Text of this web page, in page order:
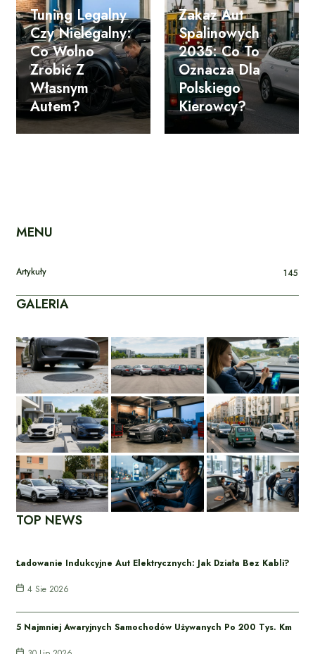
Tuning Legalny
Czy Nielegalny:
Co Wolno
Zrobić Z
Własnym
Autem?
Zakaz Aut
Spalinowych
2035: Co To
Oznacza Dla
Polskiego
Kierowcy?
MENU
Artykuły 145
GALERIA
TOP NEWS
Ładowanie Indukcyjne Aut Elektrycznych: Jak Działa Bez Kabli?
4 Sie 2026
5 Najmniej Awaryjnych Samochodów Używanych Po 200 Tys. Km